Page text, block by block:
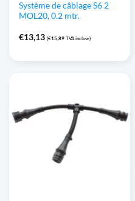
Système de câblage S6 2
MOL20, 0.2 mtr.
€13,13 (€15,89 TVA incluse)